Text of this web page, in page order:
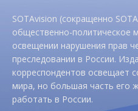
SOTAvision (сокращенно
общественно-политическое
освещении нарушения прав
преследовании в России.
корреспондентов освещает
мира, но большая часть его
работать в России.